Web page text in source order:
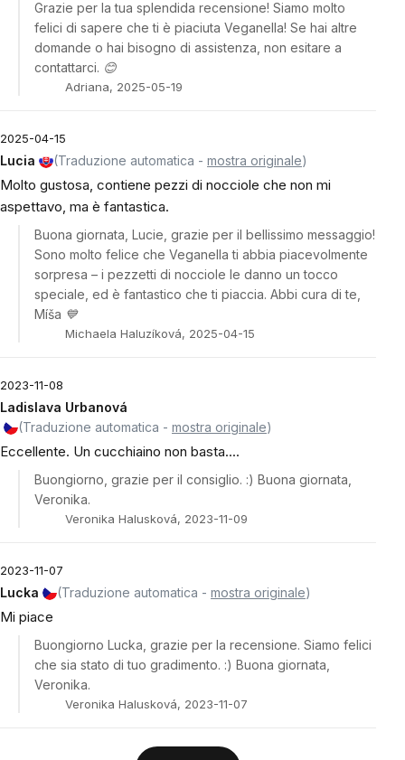
Grazie per la tua splendida recensione! Siamo molto
felici di sapere che ti è piaciuta Veganella! Se hai altre
domande o hai bisogno di assistenza, non esitare a
contattarci. 😊
Adriana, 2025-05-19
2025-04-15
Lucia (Traduzione automatica - mostra originale)
Molto gustosa, contiene pezzi di nocciole che non mi
aspettavo, ma è fantastica.
Buona giornata, Lucie, grazie per il bellissimo messaggio!
Sono molto felice che Veganella ti abbia piacevolmente
sorpresa – i pezzetti di nocciole le danno un tocco
speciale, ed è fantastico che ti piaccia. Abbi cura di te,
Míša 💙
Michaela Haluzíková, 2025-04-15
2023-11-08
Ladislava Urbanová
(Traduzione automatica - mostra originale)
Eccellente. Un cucchiaino non basta....
Buongiorno, grazie per il consiglio. :) Buona giornata,
Veronika.
Veronika Halusková, 2023-11-09
2023-11-07
Lucka (Traduzione automatica - mostra originale)
Mi piace
Buongiorno Lucka, grazie per la recensione. Siamo felici
che sia stato di tuo gradimento. :) Buona giornata,
Veronika.
Veronika Halusková, 2023-11-07